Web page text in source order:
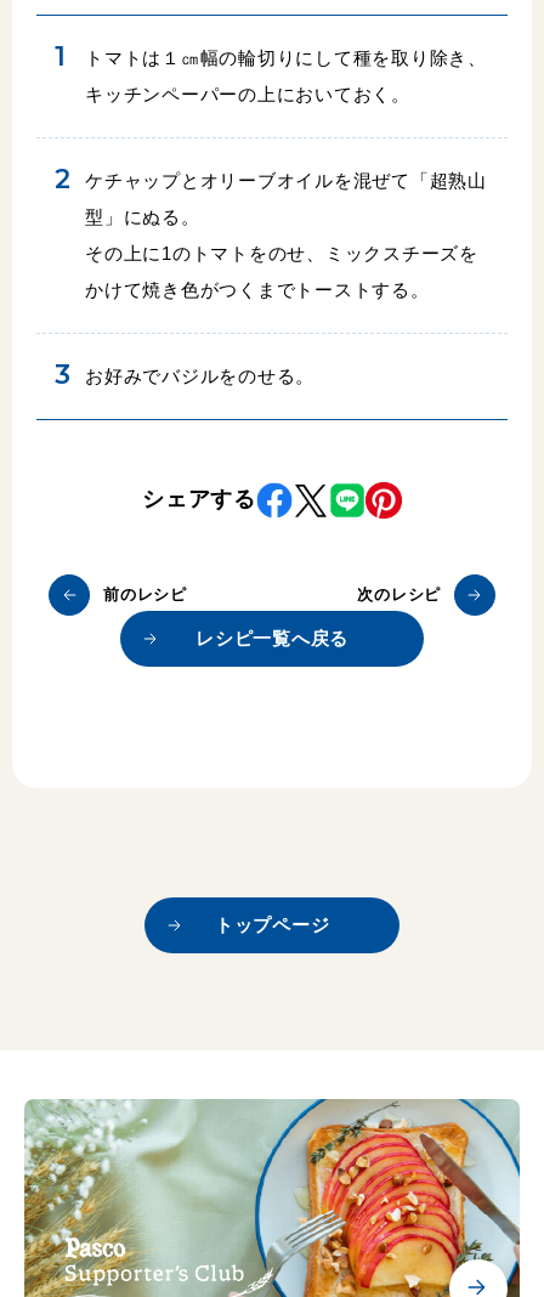
トマトは１㎝幅の輪切りにして種を取り除き、
キッチンペーパーの上においておく。
ケチャップとオリーブオイルを混ぜて「超熟山
型」にぬる。
その上に1のトマトをのせ、ミックスチーズを
かけて焼き色がつくまでトーストする。
お好みでバジルをのせる。
シェアする
前のレシピ
レシピ一覧へ戻る
次のレシピ
トップページ